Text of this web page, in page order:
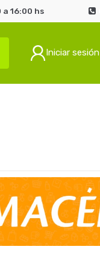
16:00 hs
Iniciar sesión